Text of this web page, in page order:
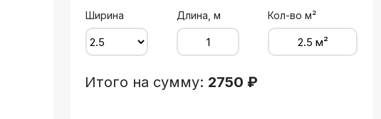
Ширина
Длина, м Кол-во м²
Итого на сумму: 2750 ₽